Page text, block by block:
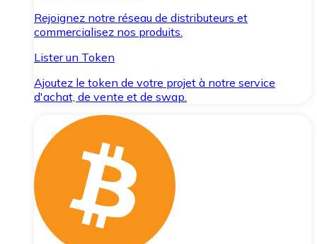
Rejoignez notre réseau de distributeurs et
commercialisez nos produits.
Lister un Token
Ajoutez le token de votre projet à notre service
d'achat, de vente et de swap.